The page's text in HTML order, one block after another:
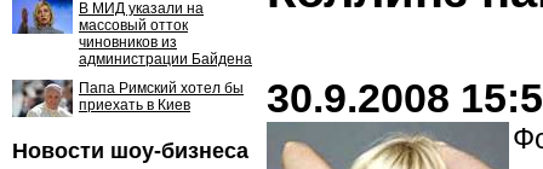
В МИД указали на
массовый отток
чиновников из
администрации Байдена
Папа Римский хотел бы
приехать в Киев
Новости шоу-бизнеса
30.9.2008